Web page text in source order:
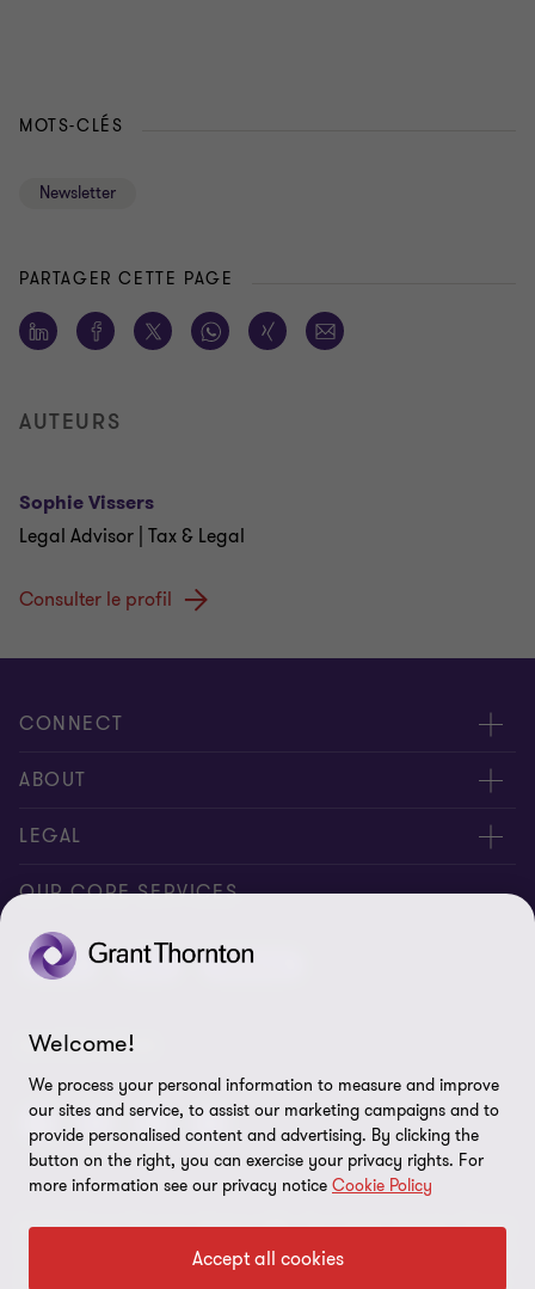
MOTS-CLÉS
Newsletter
PARTAGER CETTE PAGE
AUTEURS
Sophie Vissers
Legal Advisor | Tax & Legal
Consulter le profil
CONNECT
Contactez-nous
Donnez-nous votre feed-back
ABOUT
Presse
À propos de nous
Nos bureaux
LEGAL
Privacy statement
Politique de cookies
Disclaimer
Identification
Site map
Préférences en matière de cookies
OUR CORE SERVICES
Audit Tax Advisory
SUIVEZ-NOUS
© 2026 Grant Thornton Belgium SRL - Tous droits réservés. “Grant
Thornton” fait référence à la marque sous laquelle les membres de
Welcome!
We process your personal information to measure and improve
our sites and service, to assist our marketing campaigns and to
provide personalised content and advertising. By clicking the
button on the right, you can exercise your privacy rights. For
more information see our privacy notice Cookie Policy
Accept all cookies